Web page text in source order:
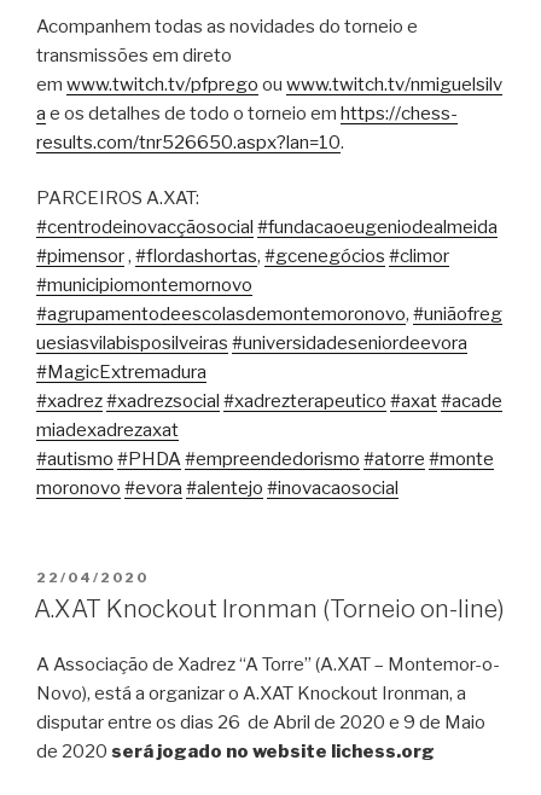
Acompanhem todas as novidades do torneio e
transmissões em direto
em www.twitch.tv/pfprego ou www.twitch.tv/nmiguelsilv
a e os detalhes de todo o torneio em https://chess-
results.com/tnr526650.aspx?lan=10.
PARCEIROS A.XAT:
#centrodeinovacçãosocial #fundacaoeugeniodealmeida
#pimensor, #flordashortas, #gcenegócios #climor
#municipiomontemornovo
#agrupamentodeescolasdemontemoronovo, #uniãofreg
uesiasvilabisposilveiras #universidadeseniordeevora
#MagicExtremadura
#xadrez#xadrezsocial #xadrezterapeutico #axat#acade
miadexadrezaxat
#autismo #PHDA#empreendedorismo #atorre #monte
moronovo #evora #alentejo #inovacaosocial
PUBLICADO
EM
22/04/2020
A.XAT Knockout Ironman (Torneio on-line)
A Associação de Xadrez “A Torre” (A.XAT – Montemor-o-
Novo), está a organizar o A.XAT Knockout Ironman, a
disputar entre os dias 26 de Abril de 2020 e 9 de Maio
de 2020 será jogado no website lichess.org